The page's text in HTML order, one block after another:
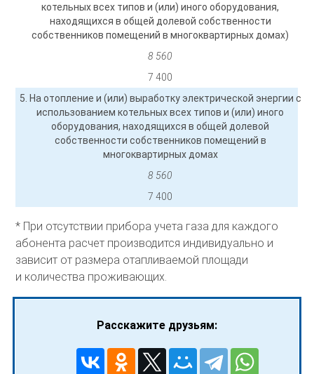
котельных всех типов и (или) иного оборудования,
находящихся в общей долевой собственности
собственников помещений в многоквартирных домах)
8 560
7 400
5. На отопление и (или) выработку электрической энергии с
использованием котельных всех типов и (или) иного
оборудования, находящихся в общей долевой
собственности собственников помещений в
многоквартирных домах
8 560
7 400
* При отсутствии прибора учета газа для каждого
абонента расчет производится индивидуально и
зависит от размера отапливаемой площади
и количества проживающих.
Расскажите друзьям: